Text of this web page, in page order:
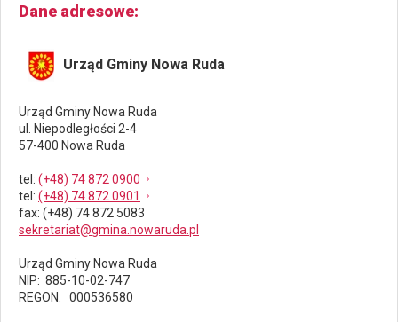
Dane adresowe
Urząd Gminy Nowa Ruda
Urząd Gminy Nowa Ruda
ul. Niepodległości 2-4
57-400 Nowa Ruda
tel : (+48) 74 872 0900
tel : (+48) 74 872 0901
fax: (+48) 74 872 5083
sekretariat@gmina.nowaruda.pl
Urząd Gminy Nowa Ruda
NIP: 885-10-02-747
REGON: 000536580